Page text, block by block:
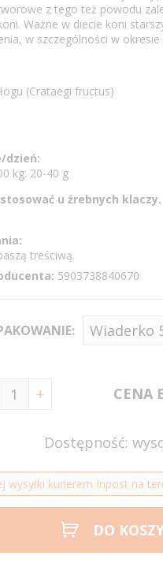
z tego też powodu
Ważne w diecie koni
w szczególności w okresie
(Crataegi fructus)
dzień:
kg: 20-40 g
stosować u źrebnych klaczy.
treściwą.
5903738840670
CENA
Dostępność:
wysyłki kurierem Inpost na
DO